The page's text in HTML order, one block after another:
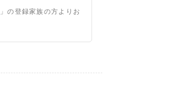
」の登録家族の方よりお